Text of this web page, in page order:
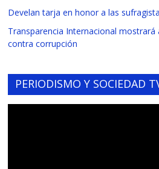
Develan tarja en honor a las
Transparencia Internacional mostrará
contra corrupción
PERIODISMO Y SOCIEDAD